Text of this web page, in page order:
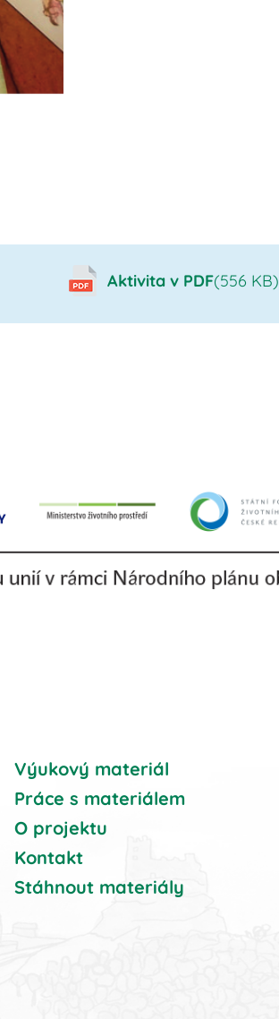
Aktivita v PDF(556 KB)
Výukový materiál
Práce s materiálem
O projektu
Kontakt
Stáhnout materiály